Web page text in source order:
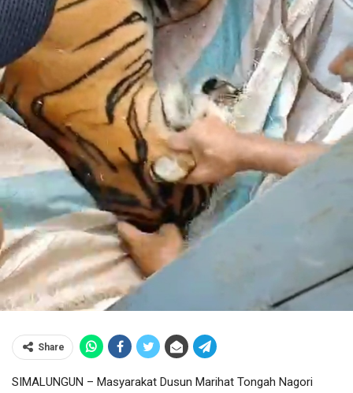
Share
SIMALUNGUN – Masyarakat Dusun Marihat Tongah Nagori